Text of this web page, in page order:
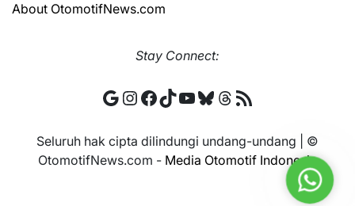
About OtomotifNews.com
Stay Connect:
Google
Instagram
Facebook
TikTok
YouTube
Bluesky
Threads
RSS Feed
Seluruh hak cipta dilindungi undang-undang | ©
OtomotifNews.com - Media Otomotif Indonesia